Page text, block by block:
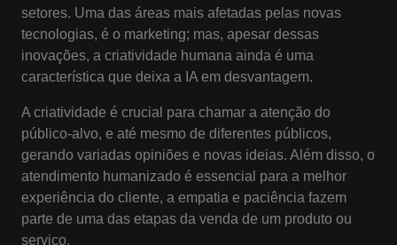
setores. Uma das áreas mais afetadas pelas novas
tecnologias, é o marketing; mas, apesar dessas
inovações, a criatividade humana ainda é uma
característica que deixa a IA em desvantagem.
A criatividade é crucial para chamar a atenção do
público-alvo, e até mesmo de diferentes públicos,
gerando variadas opiniões e novas ideias. Além disso, o
atendimento humanizado é essencial para a melhor
experiência do cliente, a empatia e paciência fazem
parte de uma das etapas da venda de um produto ou
serviço.